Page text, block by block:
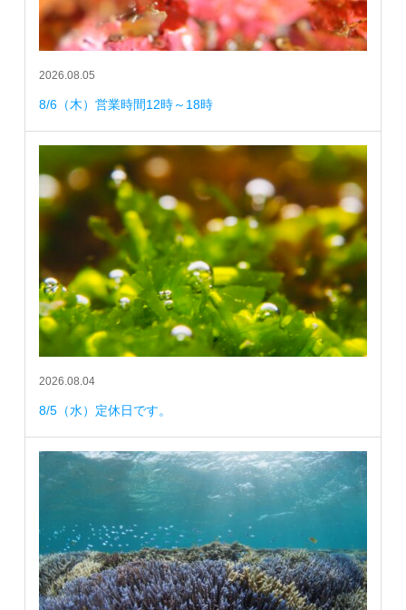
2026.08.05
8/6（木）営業時間12時～18時
2026.08.04
8/5（水）定休日です。